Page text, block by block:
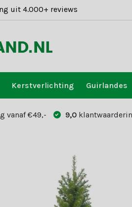
uit 4.000+ reviews
Kerstverlichting Guirlandes
vanaf €49,- 9,0